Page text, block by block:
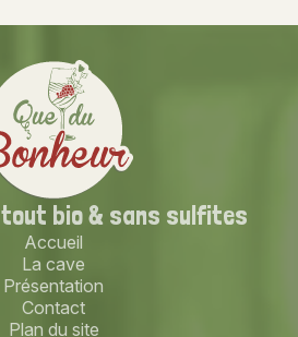
tout bio& sans sulfites
Accueil
La cave
Présentation
Contact
Plan du site